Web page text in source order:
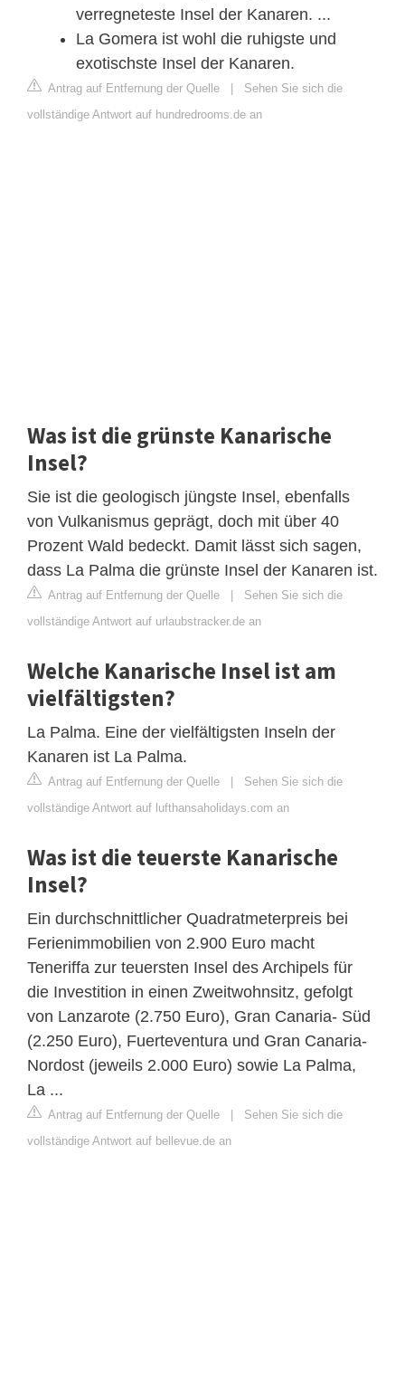
verregneteste Insel der Kanaren. ...
La Gomera ist wohl die ruhigste und
exotischste Insel der Kanaren.
Antrag auf Entfernung der Quelle | Sehen Sie sich die
vollständige Antwort auf hundredrooms.de an
Was ist die grünste Kanarische
Insel?
Sie ist die geologisch jüngste Insel, ebenfalls
von Vulkanismus geprägt, doch mit über 40
Prozent Wald bedeckt. Damit lässt sich sagen,
dass La Palma die grünste Insel der Kanaren ist.
Antrag auf Entfernung der Quelle | Sehen Sie sich die
vollständige Antwort auf urlaubstracker.de an
Welche Kanarische Insel ist am
vielfältigsten?
La Palma. Eine der vielfältigsten Inseln der
Kanaren ist La Palma.
Antrag auf Entfernung der Quelle | Sehen Sie sich die
vollständige Antwort auf lufthansaholidays.com an
Was ist die teuerste Kanarische
Insel?
Ein durchschnittlicher Quadratmeterpreis bei
Ferienimmobilien von 2.900 Euro macht
Teneriffa zur teuersten Insel des Archipels für
die Investition in einen Zweitwohnsitz, gefolgt
von Lanzarote (2.750 Euro), Gran Canaria- Süd
(2.250 Euro), Fuerteventura und Gran Canaria-
Nordost (jeweils 2.000 Euro) sowie La Palma,
La ...
Antrag auf Entfernung der Quelle | Sehen Sie sich die
vollständige Antwort auf bellevue.de an